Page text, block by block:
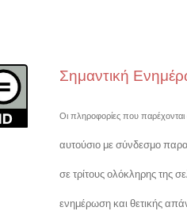
Σημαντική
Οι πληροφορίες που παρέχονται
αυτούσιο με σύνδεσμο
σε τρίτους ολόκληρης της
ενημέρωση και θετικής